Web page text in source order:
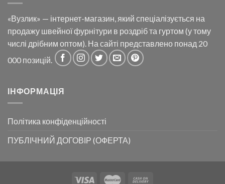
«Вузлик» — інтернет-магазин, який спеціалізується на
продажу швейної фурнітури в роздріб та гуртом (у тому
числі дрібним оптом). На сайті представлено понад 20
000 позицій.
ІНФОРМАЦІЯ
Політика конфіденційності
ПУБЛІЧНИЙ ДОГОВІР (ОФЕРТА)